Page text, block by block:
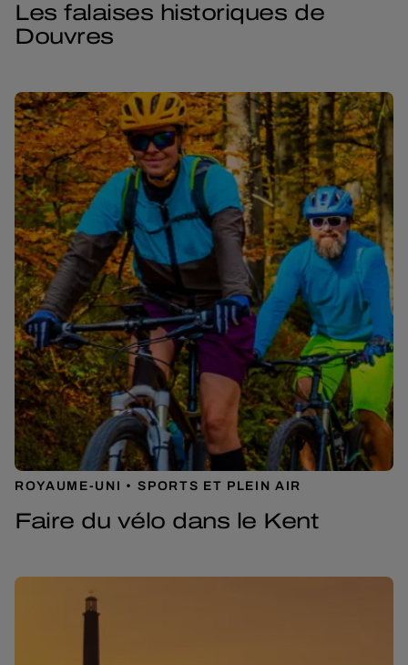
Les falaises historiques de
Douvres
ROYAUME-UNI SPORTS ET PLEIN AIR
Faire du vélo dans le Kent